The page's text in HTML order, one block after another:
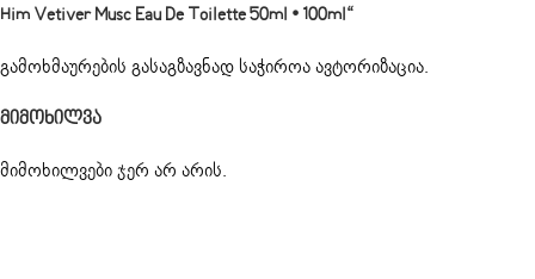
Მიმოხილვა
მიმოხილვები ჯერ არ არის.
Him Vetiver Musc Eau De Toilette 50ml • 100ml“
გამოხმაურების გასაგზავნად საჭიროაავტორიზაცია.